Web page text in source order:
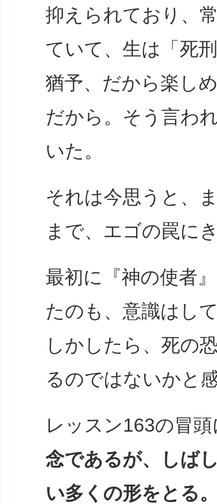
抑えられており、
ていて、生は「死
猶予、だから楽し
だから。そう言わ
いた。
それは今思うと、
まで、エゴの罠に
最初に『神の使者
たのも、意識はし
しかしたら、死の
るのではないかと
レッスン163の冒
念であるが、しば
い多くの形をとる